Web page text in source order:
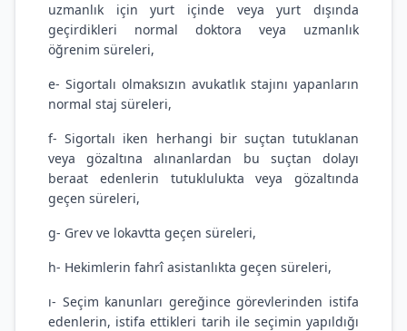
uzmanlık için yurt içinde veya yurt dışında
geçirdikleri normal doktora veya uzmanlık
öğrenim süreleri,
e- Sigortalı olmaksızın avukatlık stajını yapanların
normal staj süreleri,
f- Sigortalı iken herhangi bir suçtan tutuklanan
veya gözaltına alınanlardan bu suçtan dolayı
beraat edenlerin tutuklulukta veya gözaltında
geçen süreleri,
g- Grev ve lokavtta geçen süreleri,
h- Hekimlerin fahrî asistanlıkta geçen süreleri,
ı- Seçim kanunları gereğince görevlerinden istifa
edenlerin, istifa ettikleri tarih ile seçimin yapıldığı